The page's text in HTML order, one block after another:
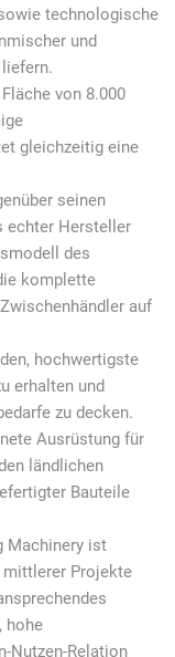
technologische
und
von 8.000
gleichzeitig eine
seinen
echter Hersteller
des
komplette
auf
hochwertigste
erhalten und
zu decken.
Ausrüstung für
ländlichen
Bauteile
Machinery ist
mittlerer Projekte
hohe
Nutzen-Relation